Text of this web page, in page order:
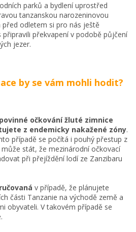
parků a bydlení uprostřed
tanzanskou narozeninovou
před odletem si pro nás ještě
připravili překvapení v podobě půjčení
jezer.
by se vám mohli hodit?
povinné očkování žluté zimnice
z endemicky nakažené zóny.
případě se počítá i pouhý přestup z
stát, že mezinárodní očkovací
při přejíždění lodí ze Zanzibaru
v případě, že plánujete
části Tanzanie na východě země a
obyvateli. V takovém případě se